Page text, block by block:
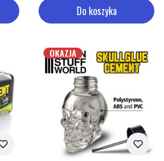
Do koszyka
OKAZJA